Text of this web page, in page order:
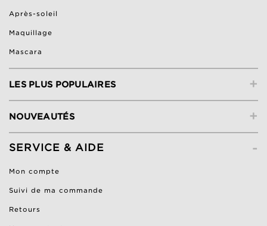
Après-soleil
Maquillage
Mascara
+
LES PLUS POPULAIRES
+
NOUVEAUTÉS
-
SERVICE & AIDE
Mon compte
Suivi de ma commande
Retours